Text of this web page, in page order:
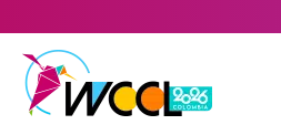
contenido